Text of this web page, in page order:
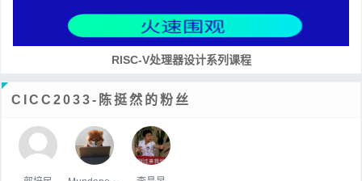
RISC-V处理器设计系列课程
CICC2033-陈挺然的粉丝